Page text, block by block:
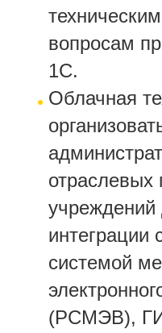
вопросам
1С.
Облачная
отраслевых
учреждений
интеграции
системой
(РСМЭВ),